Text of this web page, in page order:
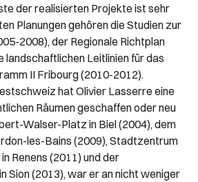
der realisierten Projekte ist sehr
Planungen gehören die Studien zur
2008), der Regionale Richtplan
landschaftlichen Leitlinien für das
II Fribourg (2010-2012).
hat Olivier Lasserre eine
Räumen geschaffen oder neu
Walser-Platz in Biel (2004), dem
les-Bains (2009), Stadtzentrum
Renens (2011) und der
Sion (2013), war er an nicht weniger